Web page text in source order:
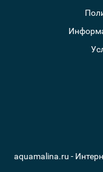
aquamalina.ru -